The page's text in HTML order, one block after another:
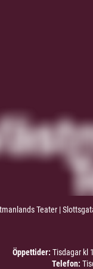
Teater |
Öppettider: Tisdagar kl
Telefon: